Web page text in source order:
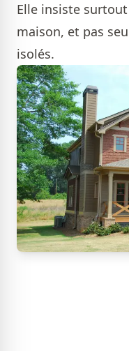
Elle insiste
maison, et pas
isolés.